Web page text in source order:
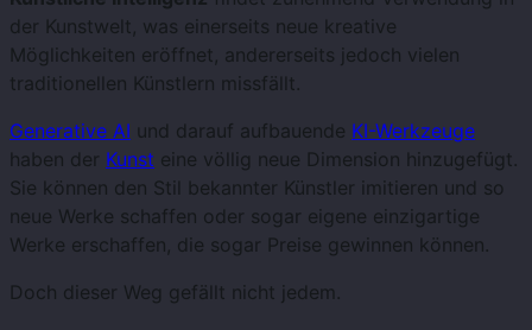
der Kunstwelt, was einerseits neue kreative
Möglichkeiten eröffnet, andererseits jedoch vielen
traditionellen Künstlern missfällt.
Generative AI und darauf aufbauende KI-Werkzeuge
haben der Kunst eine völlig neue Dimension hinzugefügt.
Sie können den Stil bekannter Künstler imitieren und so
neue Werke schaffen oder sogar eigene einzigartige
Werke erschaffen, die sogar Preise gewinnen können.
Doch dieser Weg gefällt nicht jedem.